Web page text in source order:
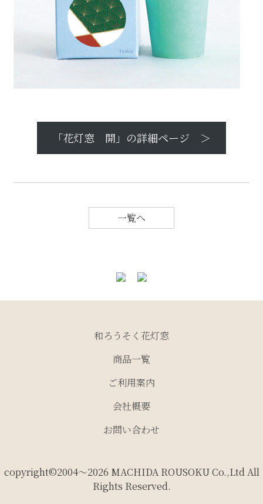
「花灯窓 開」の詳細ページ ＞
一覧へ
和ろうそく花灯窓
商品一覧
ご利用案内
会社概要
お問い合わせ
copyright©2004～2026 MACHIDA ROUSOKU Co.,Ltd All
Rights Reserved.